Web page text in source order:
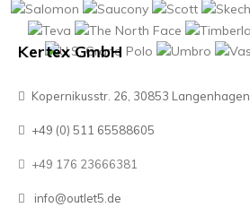
Kertex GmbH
Kopernikusstr. 26, 30853 Langenhagen
+49 (0) 511 65588605
+49 176 23666381
info@outlet5.de